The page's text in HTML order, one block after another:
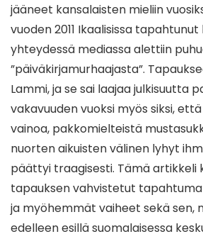
jääneet kansalaisten mieliin
vuoden 2011 Ikaalisissa
yhteydessä mediassa alettiin
”päiväkirjamurhaajasta”.
Lammi, ja se sai laajaa julkisuutta
vakavuuden vuoksi myös siksi,
vainoa, pakkomielteistä
nuorten aikuisten välinen lyhyt
päättyi traagisesti. Tämä artikkeli
tapauksen vahvistetut
ja myöhemmät vaiheet sekä sen,
edelleen esillä suomalaisessa